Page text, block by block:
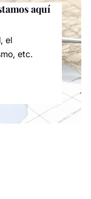
aquí
el
etc.